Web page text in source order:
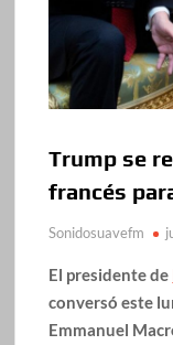
Trump se
francés
Sonidosuavefm
El presidente de
conversó este
Emmanuel